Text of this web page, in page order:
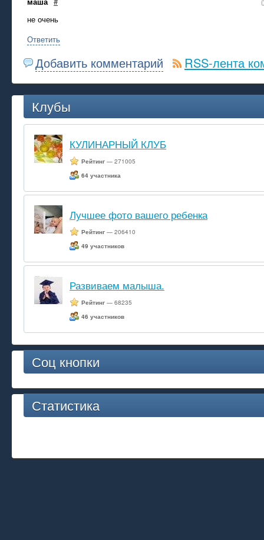
не очень
Ответить
Добавить комментарий RSS-лента
Клубы
КУЛИНАРНЫЙ КЛУБ
Рейтинг — 271005
64 участника
Лучшее фото вашего ребенка
Рейтинг — 206410
49 участников
Развиваем малыша.
Рейтинг — 68235
46 участников
Соц кнопки
Статистика